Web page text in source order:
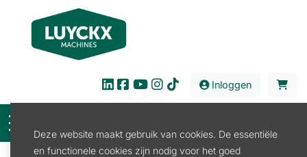
Inloggen
Deze website maakt gebruik van cookies. De essentiële
en functionele cookies zijn nodig voor het goed